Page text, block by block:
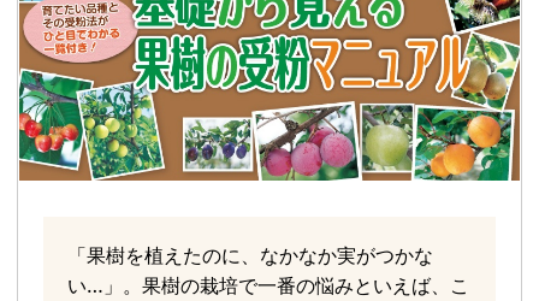
「果樹を植えたのに、なかなか実がつかな
い…」。果樹の栽培で一番の悩みといえば、こ